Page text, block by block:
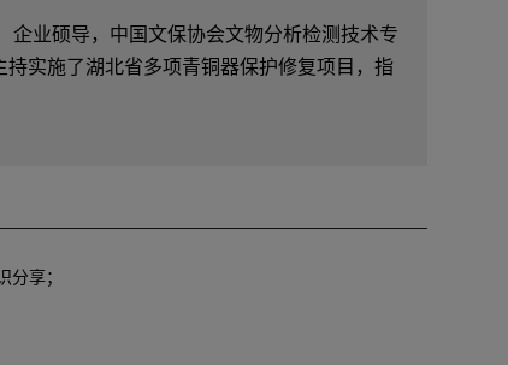
企业硕导，中国文保协会文物分析检测技术专
实施了湖北省多项青铜器保护修复项目，指
享；